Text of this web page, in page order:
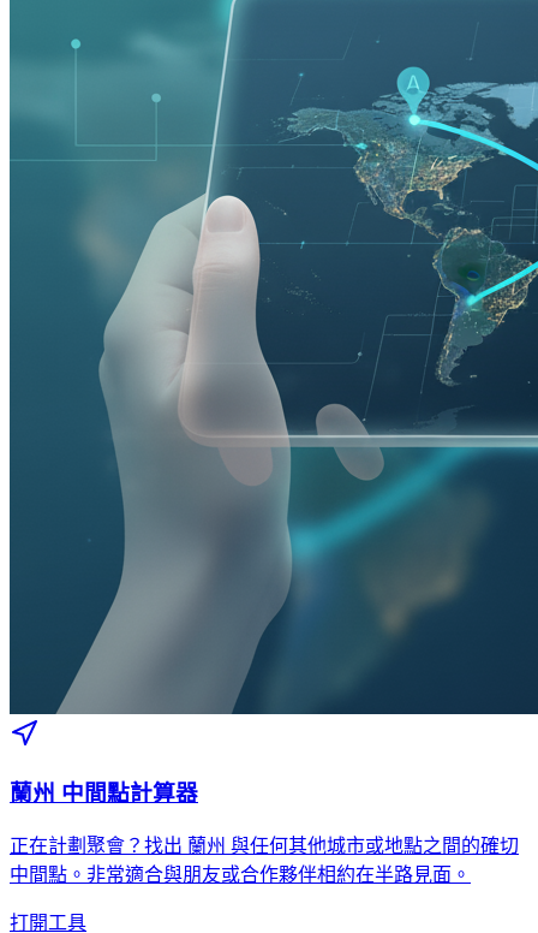
蘭州 中間點計算器
正在計劃聚會？找出 蘭州 與任何其他城市或地點之間的確切
中間點。非常適合與朋友或合作夥伴相約在半路見面。
打開工具